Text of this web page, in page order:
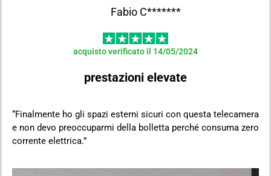
Fabio C*******
acquisto verificato il 14/05/2024
prestazioni elevate
“Finalmente ho gli spazi esterni sicuri con questa telecamera
e non devo preoccuparmi della bolletta perché consuma zero
corrente elettrica.”